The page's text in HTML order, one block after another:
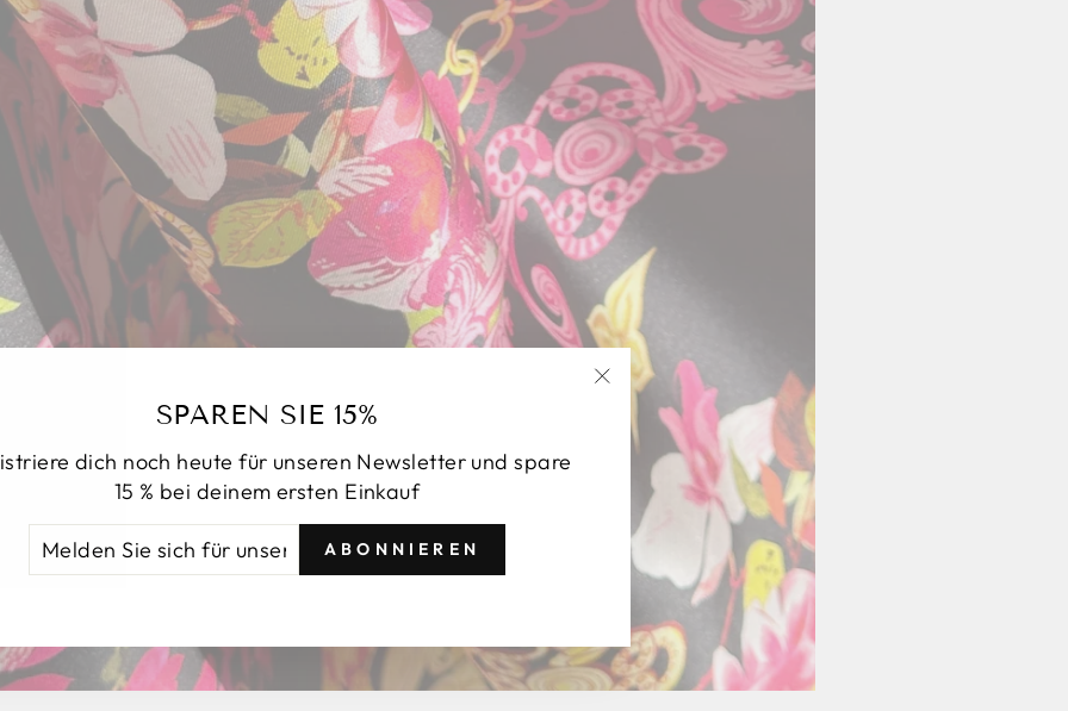
SPAREN SIE 15%
dich noch heute für unseren Newsletter und spare
15 % bei deinem ersten Einkauf
ABONNIEREN
"Schließen
(Esc)"